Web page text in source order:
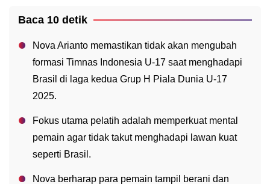
Baca 10 detik
Nova Arianto memastikan tidak akan mengubah
formasi Timnas Indonesia U-17 saat menghadapi
Brasil di laga kedua Grup H Piala Dunia U-17
2025.
Fokus utama pelatih adalah memperkuat mental
pemain agar tidak takut menghadapi lawan kuat
seperti Brasil.
Nova berharap para pemain tampil berani dan